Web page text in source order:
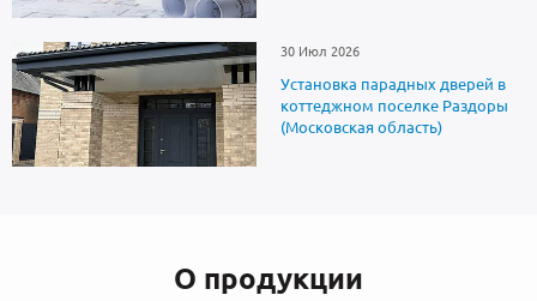
30 Июл 2026
Установка парадных дверей в
коттеджном поселке Раздоры
(Московская область)
О продукции